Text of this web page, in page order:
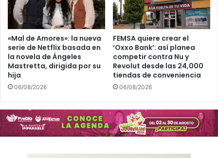
«Mal de Amores»: la nueva
serie de Netflix basada en
la novela de Ángeles
Mastretta, dirigida por su
hija
06/08/2026
FEMSA quiere crear el
‘Oxxo Bank’: así planea
competir contra Nu y
Revolut desde las 24,000
tiendas de conveniencia
06/08/2026